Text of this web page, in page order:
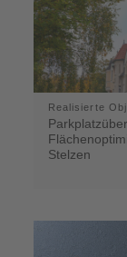
Realisierte
Stelzen